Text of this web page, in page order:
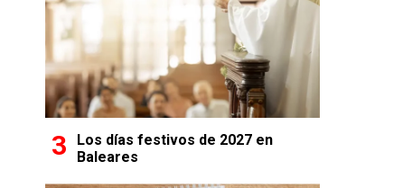
Los días festivos de 2027 en
Baleares